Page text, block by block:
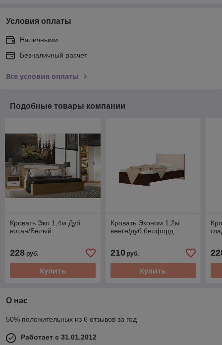
Условия оплаты
Наличными
Безналичный расчет
Все условия оплаты
Подобные товары компании
Кровать Эко 1,4м Дуб
вотан/Белый
228 руб.
Купить
Кровать Эконом 1,2м
венге/дуб белфорд
210руб.
Купить
О нас
50% положительных из 6 отзывов за год
Работает с 31.01.2012